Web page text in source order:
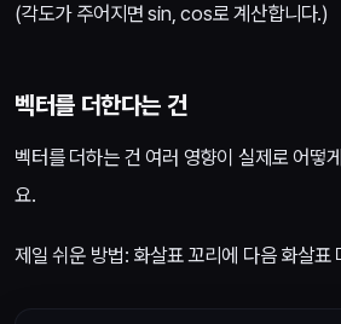
(각도가 주어지면 sin, cos로 계산합니다.)
벡터를 더한다는 건
벡터를 더하는 건 여러 영향이 실제로 어떻
요.
제일 쉬운 방법: 화살표 꼬리에 다음 화살표